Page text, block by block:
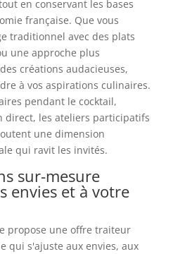
en conservant les bases
française. Que vous
traditionnel avec des plats
une approche plus
créations audacieuses,
à vos aspirations culinaires.
pendant le cocktail,
direct, les ateliers participatifs
une dimension
qui ravit les invités.
sur-mesure
envies et à votre
propose une offre traiteur
qui s'ajuste aux envies, aux